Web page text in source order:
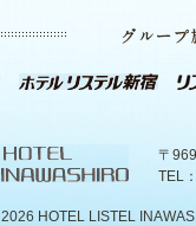
〒
TEL
2026 HOTEL LISTEL